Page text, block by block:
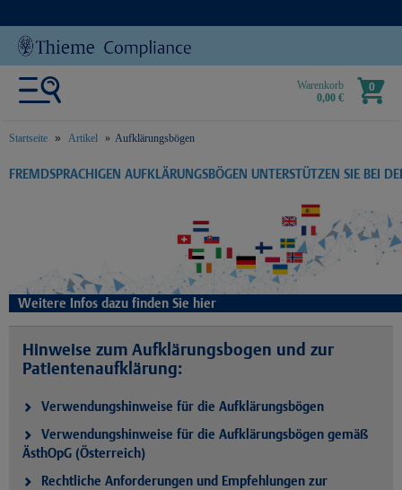
Warenkorb
0,00 €
0
Startseite Artikel Aufklärungsbögen
text.skipToContent
text.skipToNavigation
FREMDSPRACHIGEN AUFKLÄRUNGSBÖGEN UNTERSTÜTZEN SIE BEI
Weitere Infos dazu finden Sie hier
Hinweise zum Aufklärungsbogen und zur
Patientenaufklärung:
Verwendungshinweise für die Aufklärungsbögen
Verwendungshinweise für die Aufklärungsbögen gemäß
ÄsthOpG (Österreich)
Rechtliche Anforderungen und Empfehlungen zur